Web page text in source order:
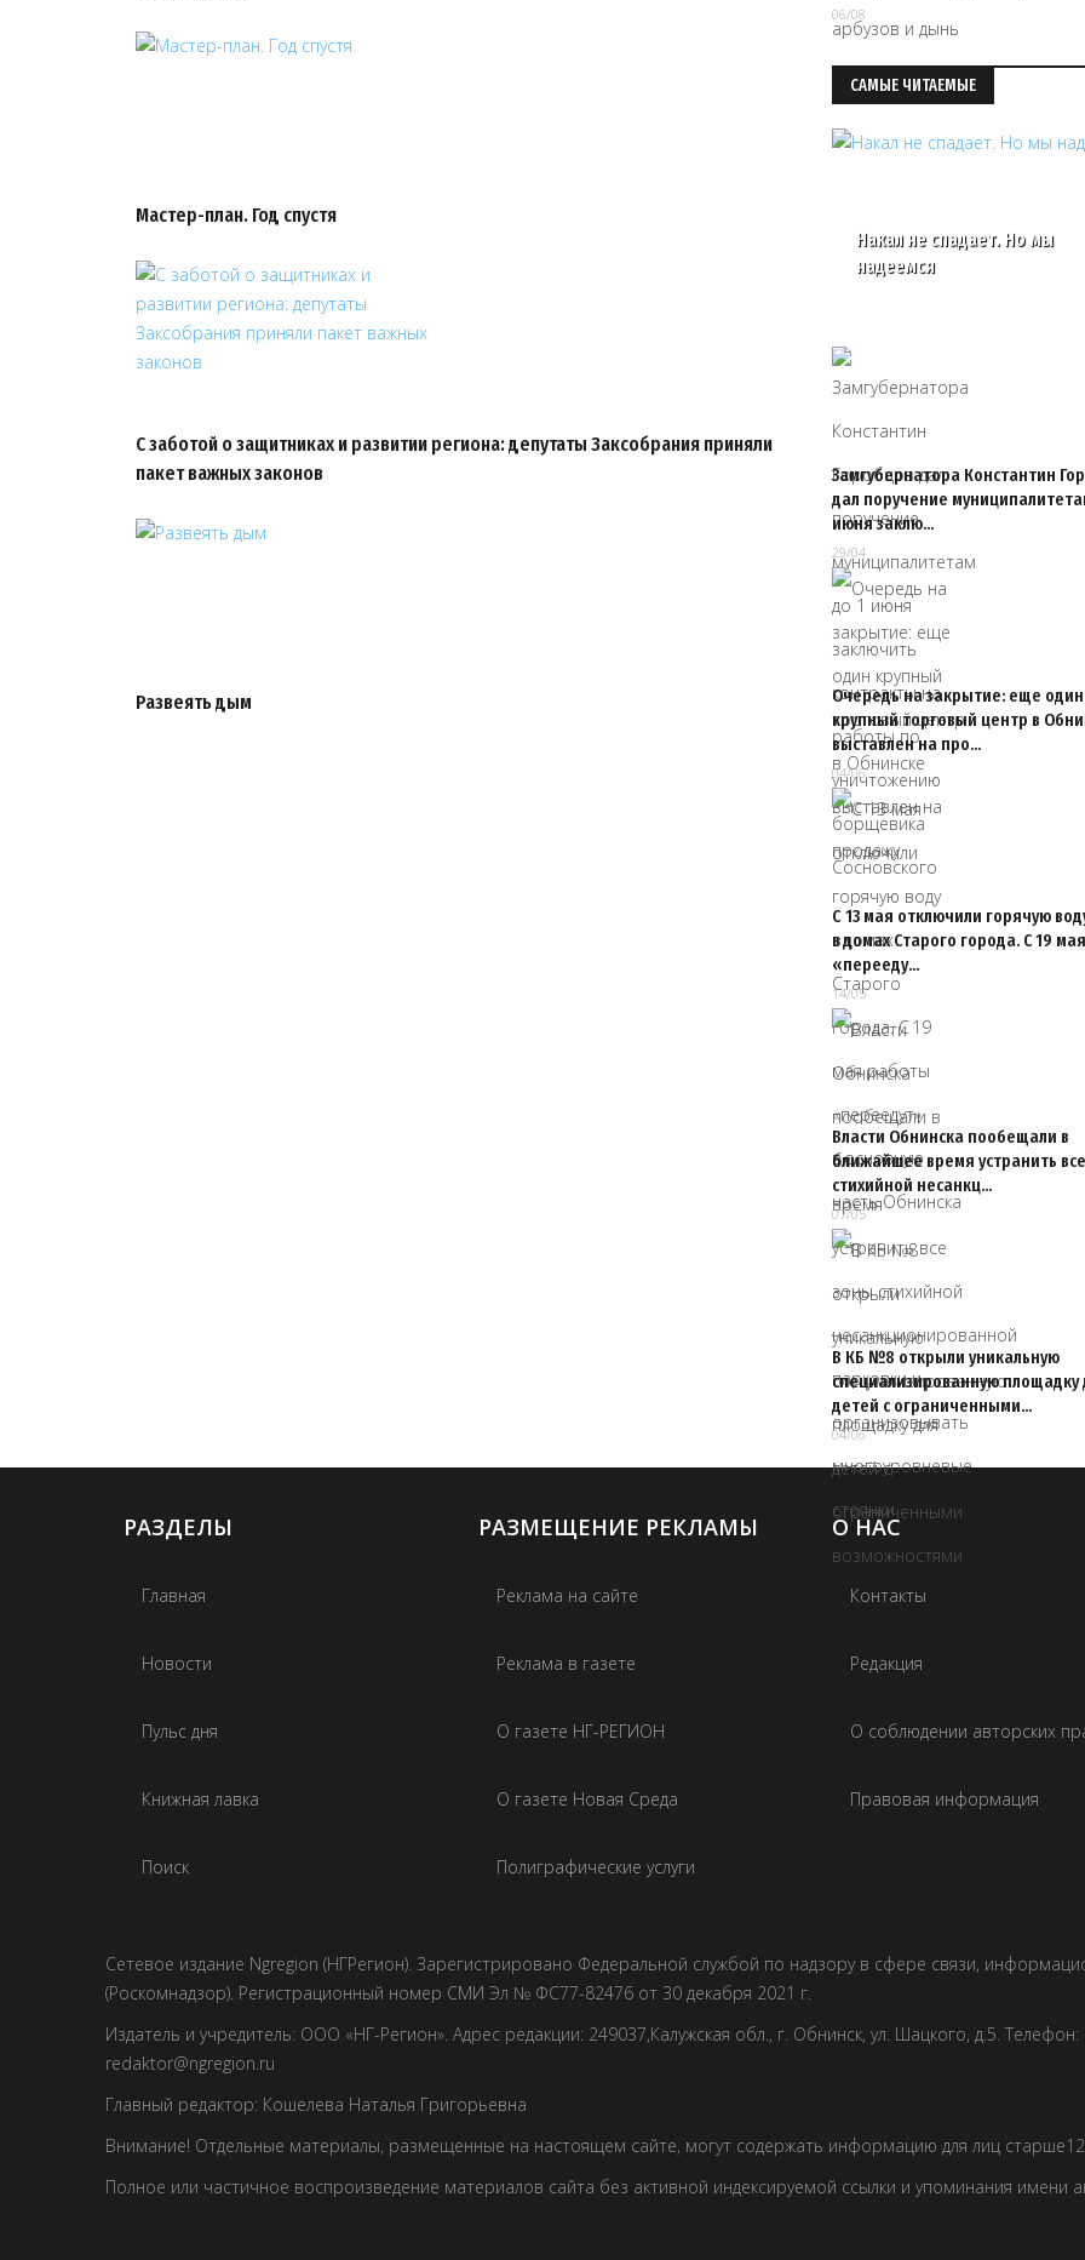
Мастер-план. Год спустя
С заботой о защитниках и развитии региона: депутаты Заксобрания приняли
пакет важных законов
Развеять дым
06/08
САМЫЕ ЧИТАЕМЫЕ
Накал не спадает. Но мы
надеемся
Замгубернатора Константин
дал поручение
июня заклю…
29/04
Очередь на закрытие: еще один
крупный торговый центр в
выставлен на про…
04/06
С 13 мая отключили горячую
в домах Старого города. С 19
«перееду…
14/05
Власти Обнинска пообещали в
ближайшее время устранить
стихийной несанкц…
07/05
В КБ №8 открыли уникальную
специализированную площадку
детей с ограниченными…
04/06
РАЗДЕЛЫ
Главная
Новости
Пульс дня
Книжная лавка
Поиск
РАЗМЕЩЕНИЕ РЕКЛАМЫ
Реклама на сайте
Реклама в газете
О газете НГ-РЕГИОН
О газете Новая Среда
Полиграфические услуги
О НАС
Контакты
Редакция
О соблюдении авторских
Правовая информация
Сетевое издание Ngregion (НГРегион). Зарегистрировано Федеральной службой по надзору в сфере связи,
(Роскомнадзор). Регистрационный номер СМИ Эл № ФС77-82476 от 30 декабря 2021 г.
Издатель и учредитель: ООО «НГ-Регион». Адрес редакции: 249037,Калужская обл., г. Обнинск, ул. Шацкого, д.5.
redaktor@ngregion.ru
Главный редактор: Кошелева Наталья Григорьевна
Внимание! Отдельные материалы, размещенные на настоящем сайте, могут содержать информацию для лиц старше12
Полное или частичное воспроизведение материалов сайта без активной индексируемой ссылки и упоминания имени